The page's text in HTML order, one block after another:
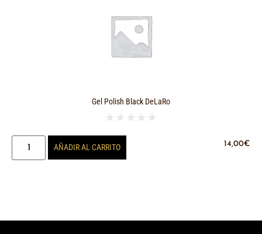
Gel Polish Black DeLaRo
★ ★ ★ ★ ★
14,00€
AÑADIR AL CARRITO